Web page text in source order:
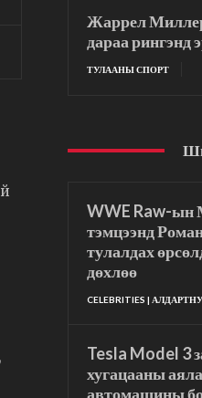
Жаррел
дараа рингэнд
ТУЛААНЫ СПОРТ
WWE Raw-ын
тэмцээнд
тулалдах
дөхлөө
CELEBRITIES |
Tesla Model 3
хугацааны
автомашины